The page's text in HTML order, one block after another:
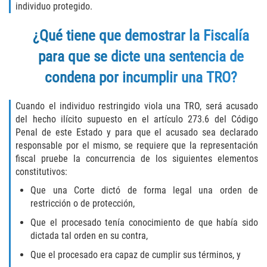
Orden de Restricción Temporal
Órdenes de Restricción
Internet
Violación de una Orden de
Restricción
Assault and Battery
Aggravated Trespass
Assault
individuo protegido.
¿Qué tiene que demostrar la Fiscalía
para que se dicte una sentencia de
condena por incumplir una TRO?
Cuando el individuo restringido viola una TRO, será acusado
del hecho ilícito supuesto en el artículo 273.6 del Código
Penal de este Estado y para que el acusado sea declarado
responsable por el mismo, se requiere que la representación
fiscal pruebe la concurrencia de los siguientes elementos
constitutivos:
Que una Corte dictó de forma legal una orden de
restricción o de protección,
Que el procesado tenía conocimiento de que había sido
dictada tal orden en su contra,
Que el procesado era capaz de cumplir sus términos, y